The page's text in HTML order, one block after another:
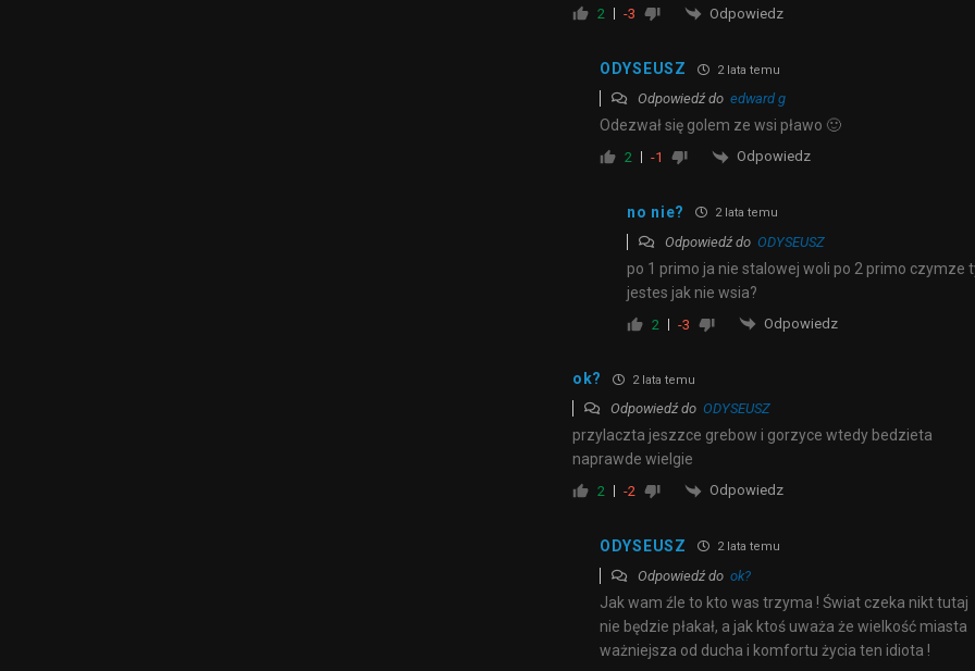
2 -3 Odpowiedz
ODYSEUSZ 2 lata temu
Odpowiedź do edward g
Odezwał się golem ze wsi pławo 🙂
2 -1 Odpowiedz
no nie? 2 lata temu
Odpowiedź do ODYSEUSZ
po 1 primo ja nie stalowej woli po 2 primo czymze
jestes jak nie wsia?
2 -3 Odpowiedz
ok? 2 lata temu
Odpowiedź do ODYSEUSZ
przylaczta jeszzce grebow i gorzyce wtedy bedzieta
naprawde wielgie
2 -2 Odpowiedz
ODYSEUSZ 2 lata temu
Odpowiedź do ok?
Jak wam źle to kto was trzyma ! Świat czeka nikt tutaj
nie będzie płakał, a jak ktoś uważa że wielkość miasta
ważniejsza od ducha i komfortu życia ten idiota !